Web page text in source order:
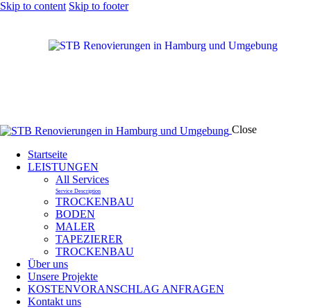
Skip to content Skip to footer
Close
Startseite
LEISTUNGEN
All Services
Service Description
TROCKENBAU
BODEN
MALER
TAPEZIERER
TROCKENBAU
Über uns
Unsere Projekte
KOSTENVORANSCHLAG ANFRAGEN
Kontakt uns